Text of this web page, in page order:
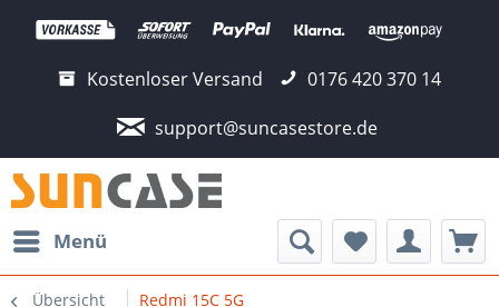
Kostenloser Versand
0176 420 370 14
support@suncasestore.de
Menü
Übersicht Redmi 15C 5G